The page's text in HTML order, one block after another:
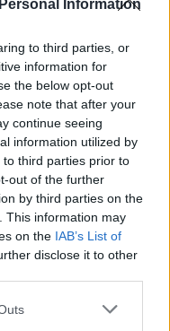
Information
to third parties, or
information for
the below opt-out
note that after your
continue seeing
information utilized by
third parties prior to
out of the further
by third parties on the
This information may
on the IAB’s List of
disclose it to other